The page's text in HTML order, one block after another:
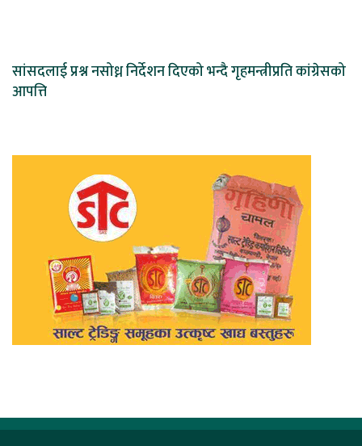
सांसदलाई प्रश्न नसोध्न निर्देशन दिएको भन्दै गृहमन्त्रीप्रति कांग्रेसको
आपत्ति